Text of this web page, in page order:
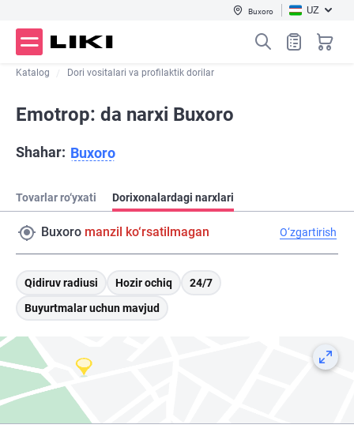
Buxoro UZ
Katalog Dori vositalari va profilaktik dorilar
Emotrop: da narxi Buxoro
Shahar: Buxoro
Tovarlar ro‘yxati Dorixonalardagi narxlari
Buxoro manzil ko‘rsatilmagan O‘zgartirish
Qidiruv radiusi Hozir ochiq
24/7
Buyurtmalar uchun mavjud